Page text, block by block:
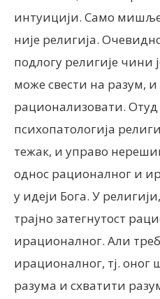
интуицији. Само
није религија.
подлогу религије чини
може свести на разум, и
рационализовати. Отуд
психопатологија
тежак, и управо
однос рационалног и
у идеји Бога. У
трајно затегнутост
ирационалног. Али
ирационалног, тј. оног
разума и схватити